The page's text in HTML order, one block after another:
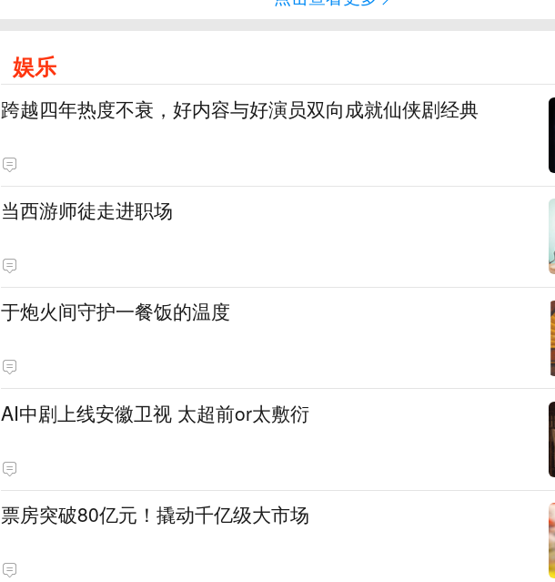
娱乐
跨越四年热度不衰，好内容与好演员双向成就仙侠剧经典
当西游师徒走进职场
于炮火间守护一餐饭的温度
AI中剧上线安徽卫视 太超前or太敷衍
票房突破80亿元！撬动千亿级大市场